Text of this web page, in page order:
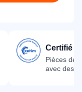
Certifié
Pièces
avec des